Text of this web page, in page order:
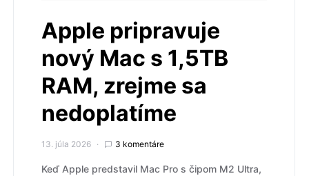
Apple pripravuje
nový Mac s 1,5TB
RAM, zrejme sa
nedoplatíme
13. júla 2026 3 komentáre
Keď Apple predstavil Mac Pro s čipom M2 Ultra,